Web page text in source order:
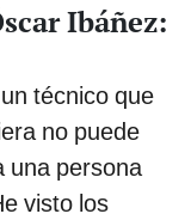
Ibáñez:
técnico que
no puede
una persona
visto los